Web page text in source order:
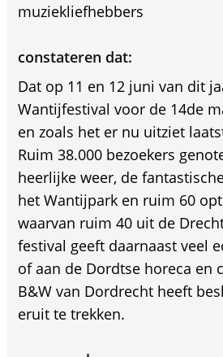
muziekliefhebbers
constateren dat:
Dat op 11 en 12 juni van dit
Wantijfestival voor de 14de
en zoals het er nu uitziet
Ruim 38.000 bezoekers
heerlijke weer, de
het Wantijpark en ruim 60
waarvan ruim 40 uit de
festival geeft daarnaast veel
of aan de Dordtse horeca en
B&W van Dordrecht heeft
eruit te trekken.